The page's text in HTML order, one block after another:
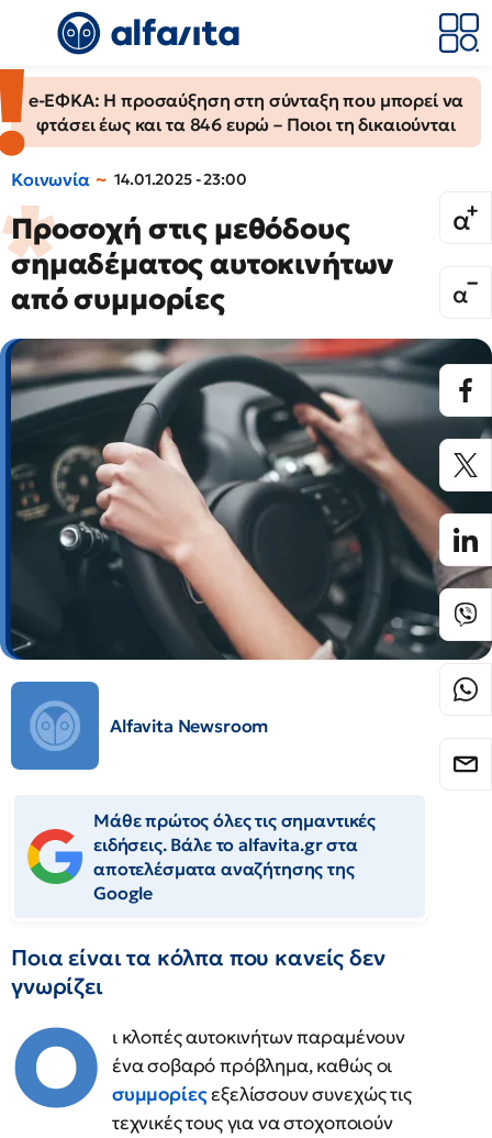
e-ΕΦΚΑ: Η προσαύξηση στη σύνταξη που μπορεί να
φτάσει έως και τα 846 ευρώ – Ποιοι τη δικαιούνται
Κοινωνία 14.01.2025 - 23:00
Προσοχή στις μεθόδους
σημαδέματος αυτοκινήτων
από συμμορίες
Alfavita Newsroom
Μάθε πρώτος όλες τις σημαντικές
ειδήσεις. Βάλε το alfavita.gr στα
αποτελέσματα αναζήτησης της
Google
Ποια είναι τα κόλπα που κανείς δεν
γνωρίζει
Ο
ι κλοπές αυτοκινήτων παραμένουν
ένα σοβαρό πρόβλημα, καθώς οι
συμμορίεςεξελίσσουν συνεχώς τις
τεχνικές τους για να στοχοποιούν